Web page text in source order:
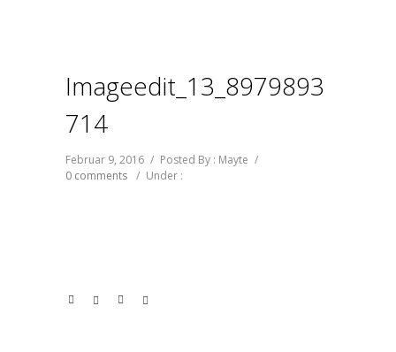
Imageedit_13_8979893
714
Februar 9, 2016 / Posted By : Mayte /
0 comments / Under :